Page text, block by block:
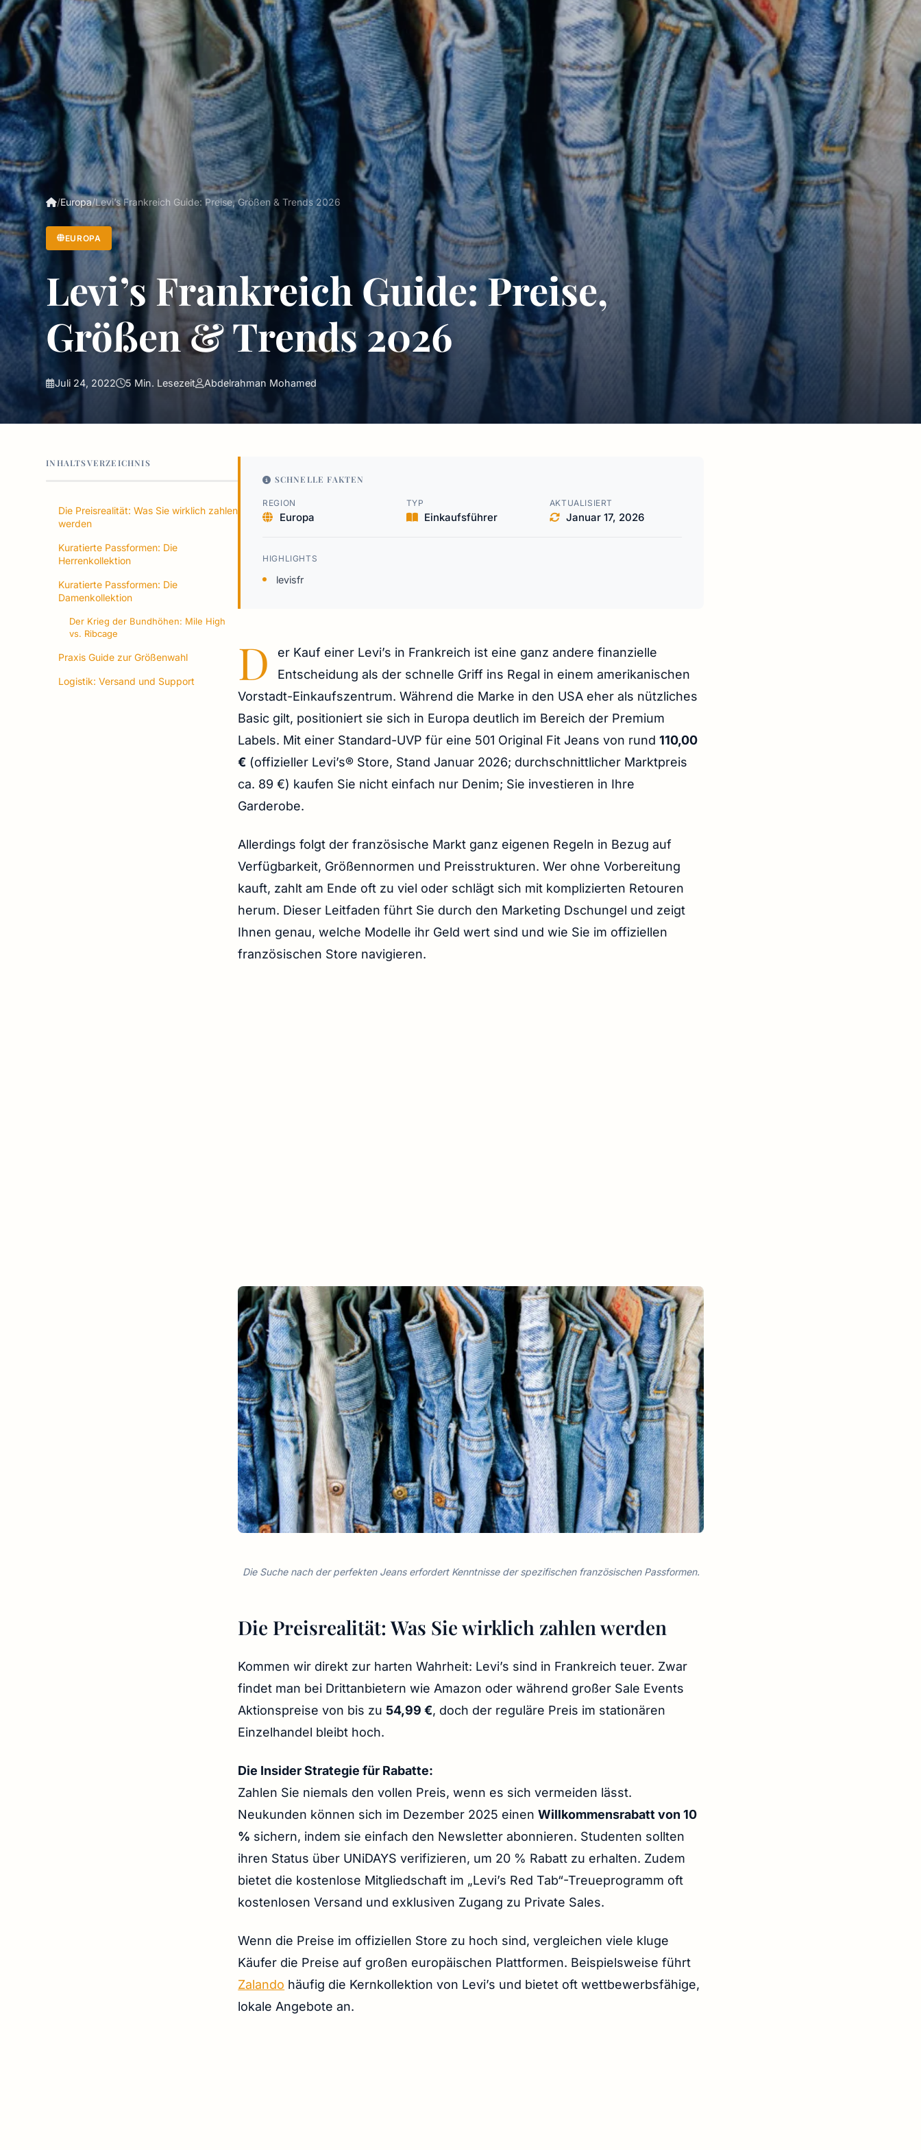
/Europa/Levi’s Frankreich Guide: Preise, Größen & Trends 2026
EUROPA
Levi’s Frankreich Guide: Preise,
Größen & Trends 2026
Juli 24, 2022 5 Min. Lesezeit Abdelrahman Mohamed
INHALTSVERZEICHNIS
Die Preisrealität: Was Sie wirklich zahlen
werden
Kuratierte Passformen: Die
Herrenkollektion
Kuratierte Passformen: Die
Damenkollektion
Der Krieg der Bundhöhen: Mile High
vs. Ribcage
Praxis Guide zur Größenwahl
Logistik: Versand und Support
SCHNELLE FAKTEN
REGION
Europa
TYP
Einkaufsführer
AKTUALISIERT
Januar 17, 2026
HIGHLIGHTS
levisfr
D
er Kauf einer Levi’s in Frankreich ist eine ganz andere finanzielle
Entscheidung als der schnelle Griff ins Regal in einem amerikanischen
Vorstadt-Einkaufszentrum. Während die Marke in den USA eher als nützliches
Basic gilt, positioniert sie sich in Europa deutlich im Bereich der Premium
Labels. Mit einer Standard-UVP für eine 501 Original Fit Jeans von rund110,00
€ (offizieller Levi’s® Store, Stand Januar 2026; durchschnittlicher Marktpreis
ca. 89 €) kaufen Sie nicht einfach nur Denim; Sie investieren in Ihre
Garderobe.
Allerdings folgt der französische Markt ganz eigenen Regeln in Bezug auf
Verfügbarkeit, Größennormen und Preisstrukturen. Wer ohne Vorbereitung
kauft, zahlt am Ende oft zu viel oder schlägt sich mit komplizierten Retouren
herum. Dieser Leitfaden führt Sie durch den Marketing Dschungel und zeigt
Ihnen genau, welche Modelle ihr Geld wert sind und wie Sie im offiziellen
französischen Store navigieren.
Die Suche nach der perfekten Jeans erfordert Kenntnisse der spezifischen französischen Passformen.
Die Preisrealität: Was Sie wirklich zahlen werden
Kommen wir direkt zur harten Wahrheit: Levi’s sind in Frankreich teuer. Zwar
findet man bei Drittanbietern wie Amazon oder während großer Sale Events
Aktionspreise von bis zu 54,99 €, doch der reguläre Preis im stationären
Einzelhandel bleibt hoch.
Die Insider Strategie für Rabatte:
Zahlen Sie niemals den vollen Preis, wenn es sich vermeiden lässt.
Neukunden können sich im Dezember 2025 einenWillkommensrabatt von 10
% sichern, indem sie einfach den Newsletter abonnieren. Studenten sollten
ihren Status über UNiDAYS verifizieren, um 20 % Rabatt zu erhalten. Zudem
bietet die kostenlose Mitgliedschaft im „Levi’s Red Tab“-Treueprogramm oft
kostenlosen Versand und exklusiven Zugang zu Private Sales.
Wenn die Preise im offiziellen Store zu hoch sind, vergleichen viele kluge
Käufer die Preise auf großen europäischen Plattformen. Beispielsweise führt
Zalando häufig die Kernkollektion von Levi’s und bietet oft wettbewerbsfähige,
lokale Angebote an.